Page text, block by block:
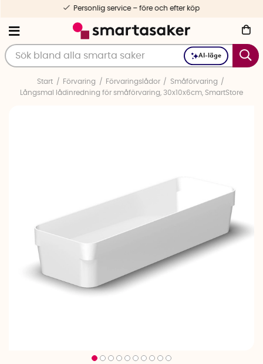
AI-läge
Personlig service – före och efter köp
Start Förvaring Förvaringslådor
Småförvaring
Långsmal lådinredning för småförvaring, 30x10x6cm, SmartStore